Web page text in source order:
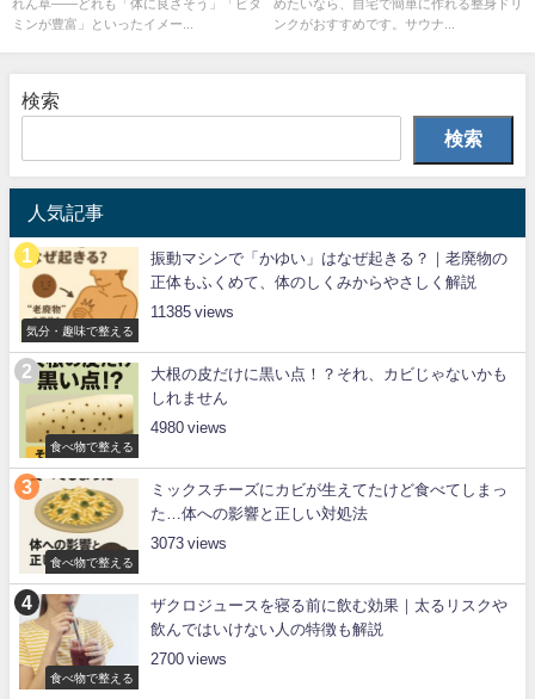
れん草――どれも「体に良さそう」「ビタ
ミンが豊富」といったイメー...
めたいなら、自宅で簡単に作れる整身ドリ
ンクがおすすめです。サウナ...
検索
検索
人気記事
気分・趣味で整える
振動マシンで「かゆい」はなぜ起きる？｜老廃物の
正体もふくめて、体のしくみからやさしく解説
11385
食べ物で整える
大根の皮だけに黒い点！？それ、カビじゃないかも
しれません
4980
食べ物で整える
ミックスチーズにカビが生えてたけど食べてしまっ
た…体への影響と正しい対処法
3073
食べ物で整える
ザクロジュースを寝る前に飲む効果｜太るリスクや
飲んではいけない人の特徴も解説
2700